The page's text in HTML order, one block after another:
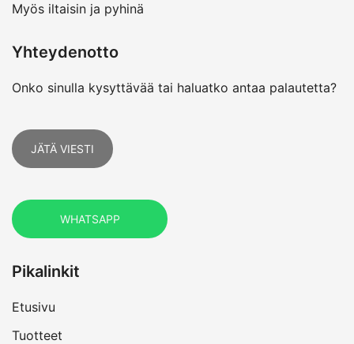
Myös iltaisin ja pyhinä
Yhteydenotto
Onko sinulla kysyttävää tai haluatko antaa palautetta?
JÄTÄ VIESTI
WHATSAPP
Pikalinkit
Etusivu
Tuotteet